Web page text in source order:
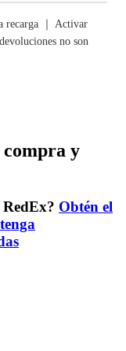
recarga ｜ Activar
no son
compra y
Obtén el